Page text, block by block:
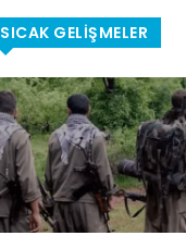
SICAK GELIŞMELER